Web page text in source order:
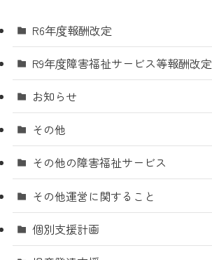
R6年度報酬改定
R9年度障害福祉サービス等報酬改定
お知らせ
その他
その他の障害福祉サービス
その他運営に関すること
個別支援計画